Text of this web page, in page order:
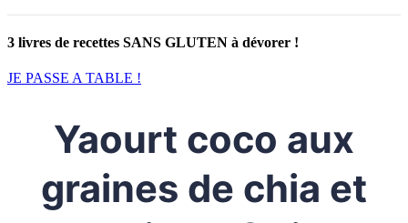
3 livres de recettes SANS GLUTEN à dévorer !
JE PASSE A TABLE !
Yaourt coco aux
graines de chia et